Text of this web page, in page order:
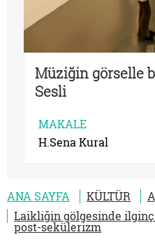
Müziğin görselle
Sesli
MAKALE
H.Sena Kural
ANA SAYFA KÜLTÜR
Laikliğin gölgesinde
post-sekülerizm